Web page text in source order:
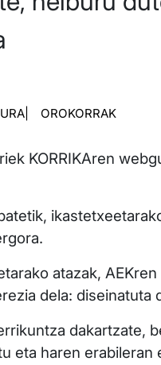
OROKORRAK
KORRIKAren
atazak,
dela:
dakartzate,
eta haren